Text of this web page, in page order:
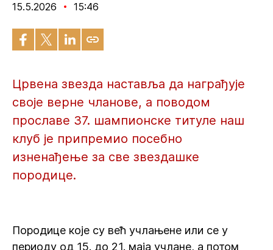
15.5.2026 15:46
Црвена звезда наставља да награђује
своје верне чланове, а поводом
прославе 37. шампионске титуле наш
клуб је припремио посебно
изненађење за све звездашке
породице.
Породице које су већ учлањене или се у
периоду од 15. до 21. маја учлане, а потом